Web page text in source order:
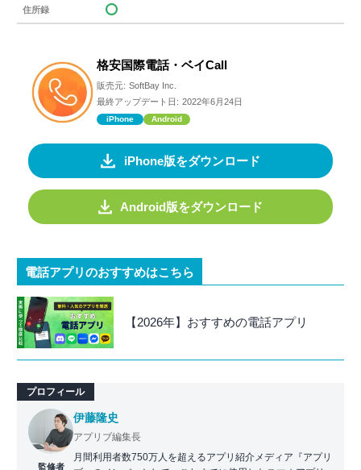
住所録
格安国際電話・ベイCall
販売元: SoftBay Inc.
最終アップデート日: 2022年6月24日
iPhone Android
iPhone版をダウンロード
Android版をダウンロード
電話アプリのおすすめはこちら
【2026年】おすすめの電話アプリ
プロフィール
監修者
伊藤隆史
アプリブ編集長
月間利用者数750万人を超えるアプリ紹介メディア『アプリ